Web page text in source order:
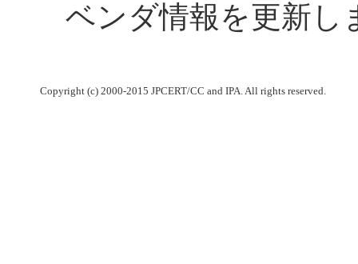
ベンダ情報を更新し
Copyright (c) 2000-2015 JPCERT/CC and IPA. All rights reserved.